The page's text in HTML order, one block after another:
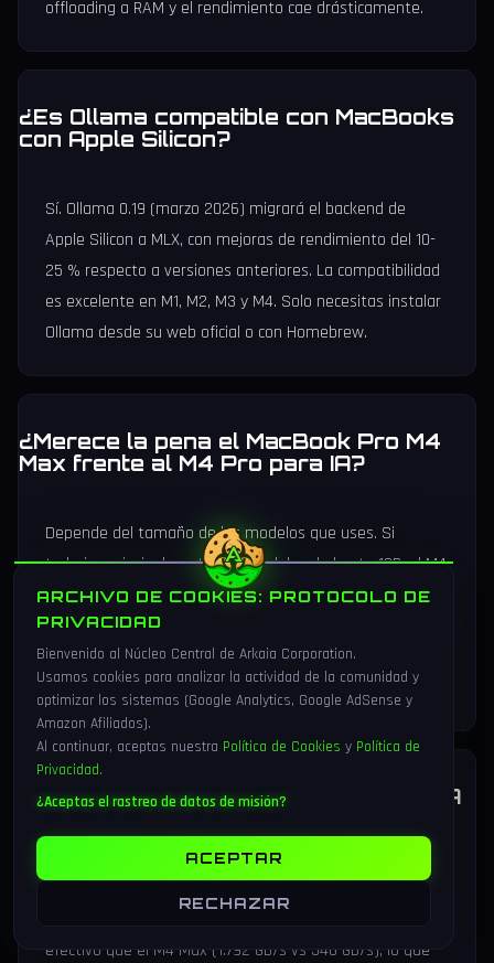
offloading a RAM y el rendimiento cae drásticamente.
¿Es Ollama compatible con MacBooks
con Apple Silicon?
Sí. Ollama 0.19 (marzo 2026) migrará el backend de
Apple Silicon a MLX, con mejoras de rendimiento del 10-
25 % respecto a versiones anteriores. La compatibilidad
es excelente en M1, M2, M3 y M4. Solo necesitas instalar
Ollama desde su web oficial o con Homebrew.
¿Merece la pena el MacBook Pro M4
Max frente al M4 Pro para IA?
Depende del tamaño de los modelos que uses. Si
trabajas principalmente con modelos de hasta 13B, el M4
Pro con 24 GB es más que suficiente y resulta más
compacto y ligero. Si necesitas modelos de 30B, 65B o
70B de forma habitual, la inversión en el M4 Max con 48
GB se justifica completamente.
¿Qué ventaja tiene la VRAM de NVIDIA
Para modelos que caben íntegros en VRAM (7-13B), la RTX
efectivo que el M4 Max (1.792 GB/s vs 546 GB/s), lo que
ARCHIVO DE COOKIES: PROTOCOLO DE
PRIVACIDAD
Bienvenido al Núcleo Central de Arkaia Corporation.
Usamos cookies para analizar la actividad de la comunidad y
optimizar los sistemas (Google Analytics, Google AdSense y
Amazon Afiliados).
Al continuar, aceptas nuestra Política de Cookies y Política de
Privacidad.
¿Aceptas el rastreo de datos de misión?
ACEPTAR
RECHAZAR